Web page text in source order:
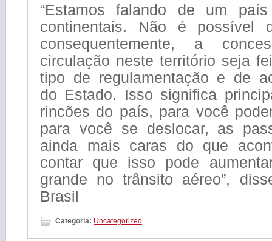
“Estamos falando de um
continentais. Não é possível
consequentemente, a
circulação neste território seja
tipo de regulamentação e de
do Estado. Isso significa
rincões do país, para você
para você se deslocar, as
ainda mais caras do que
contar que isso pode
grande no trânsito aéreo”,
Brasil
Categoria: Uncategorized